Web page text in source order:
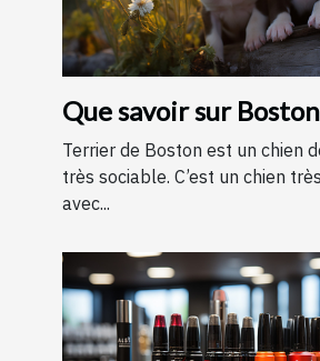
Que savoir sur
Terrier de Boston est un chien
très sociable. C’est un chien
avec...